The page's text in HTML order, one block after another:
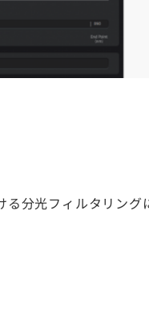
る分光フィルタリング